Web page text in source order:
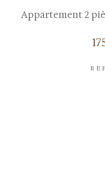
Appartement 2